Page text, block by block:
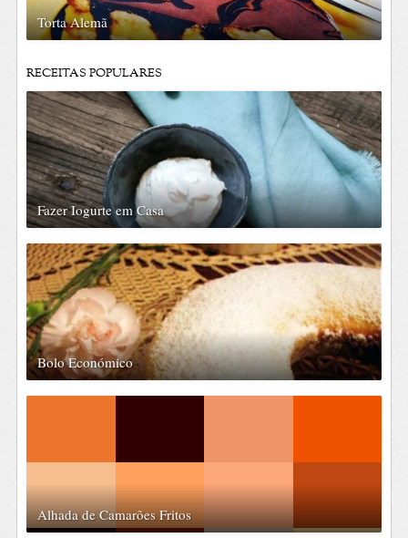
Torta Alemã
RECEITAS POPULARES
Fazer Iogurte em Casa
Bolo Económico
Alhada de Camarões Fritos